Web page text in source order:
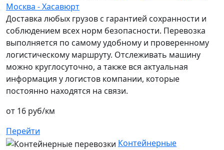
Москва - Хасавюрт
Доставка любых грузов с гарантией сохранности и
соблюдением всех норм безопасности. Перевозка
выполняется по самому удобному и проверенному
логистическому маршруту. Отслеживать машину
можно круглосуточно, а также вся актуальная
информация у логистов компании, которые
постоянно находятся на связи.
от 16 руб/км
Перейти
Контейнерные